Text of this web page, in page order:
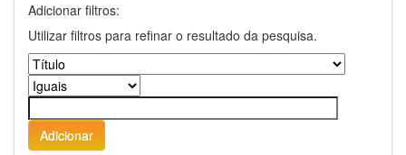
Adicionar filtros:
Utilizar filtros para refinar o resultado da pesquisa.